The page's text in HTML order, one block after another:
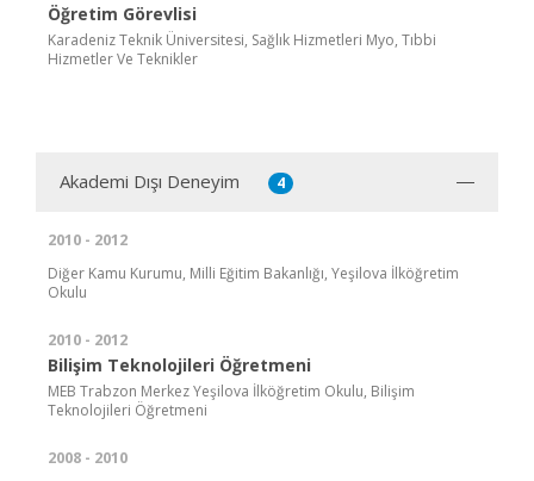
Öğretim Görevlisi
Karadeniz Teknik Üniversitesi, Sağlık Hizmetleri Myo, Tıbbi
Hizmetler Ve Teknikler
Akademi Dışı Deneyim 4
2010 - 2012
Diğer Kamu Kurumu, Milli Eğitim Bakanlığı, Yeşilova İlköğretim
Okulu
2010 - 2012
Bilişim Teknolojileri Öğretmeni
MEB Trabzon Merkez Yeşilova İlköğretim Okulu, Bilişim
Teknolojileri Öğretmeni
2008 - 2010